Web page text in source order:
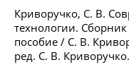
Криворучко, С. В.
технологии.
пособие / С. В.
ред. С. В. Криворучко.